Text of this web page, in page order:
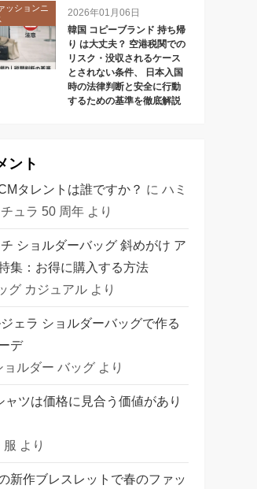
ッションニ
2026年01月06日
韓国 コピーブランド 持ち帰
り は大丈夫？ 空港税関での
リスク・没収されるケース
とされない条件、 日本入国
時の法律判断と安全に行動
するための基準を徹底解説
ント
タレントは誰ですか？ に ハミ
ュラ 50 周年より
ショルダーバッグ 斜めがけ ア
集：お得に購入する方法
グ カジュアルより
ェラ ショルダーバッグで作る
デ
ョルダー バッグより
ャツは価格に見合う価値があり
服 より
新作ブレスレットで春のファッ